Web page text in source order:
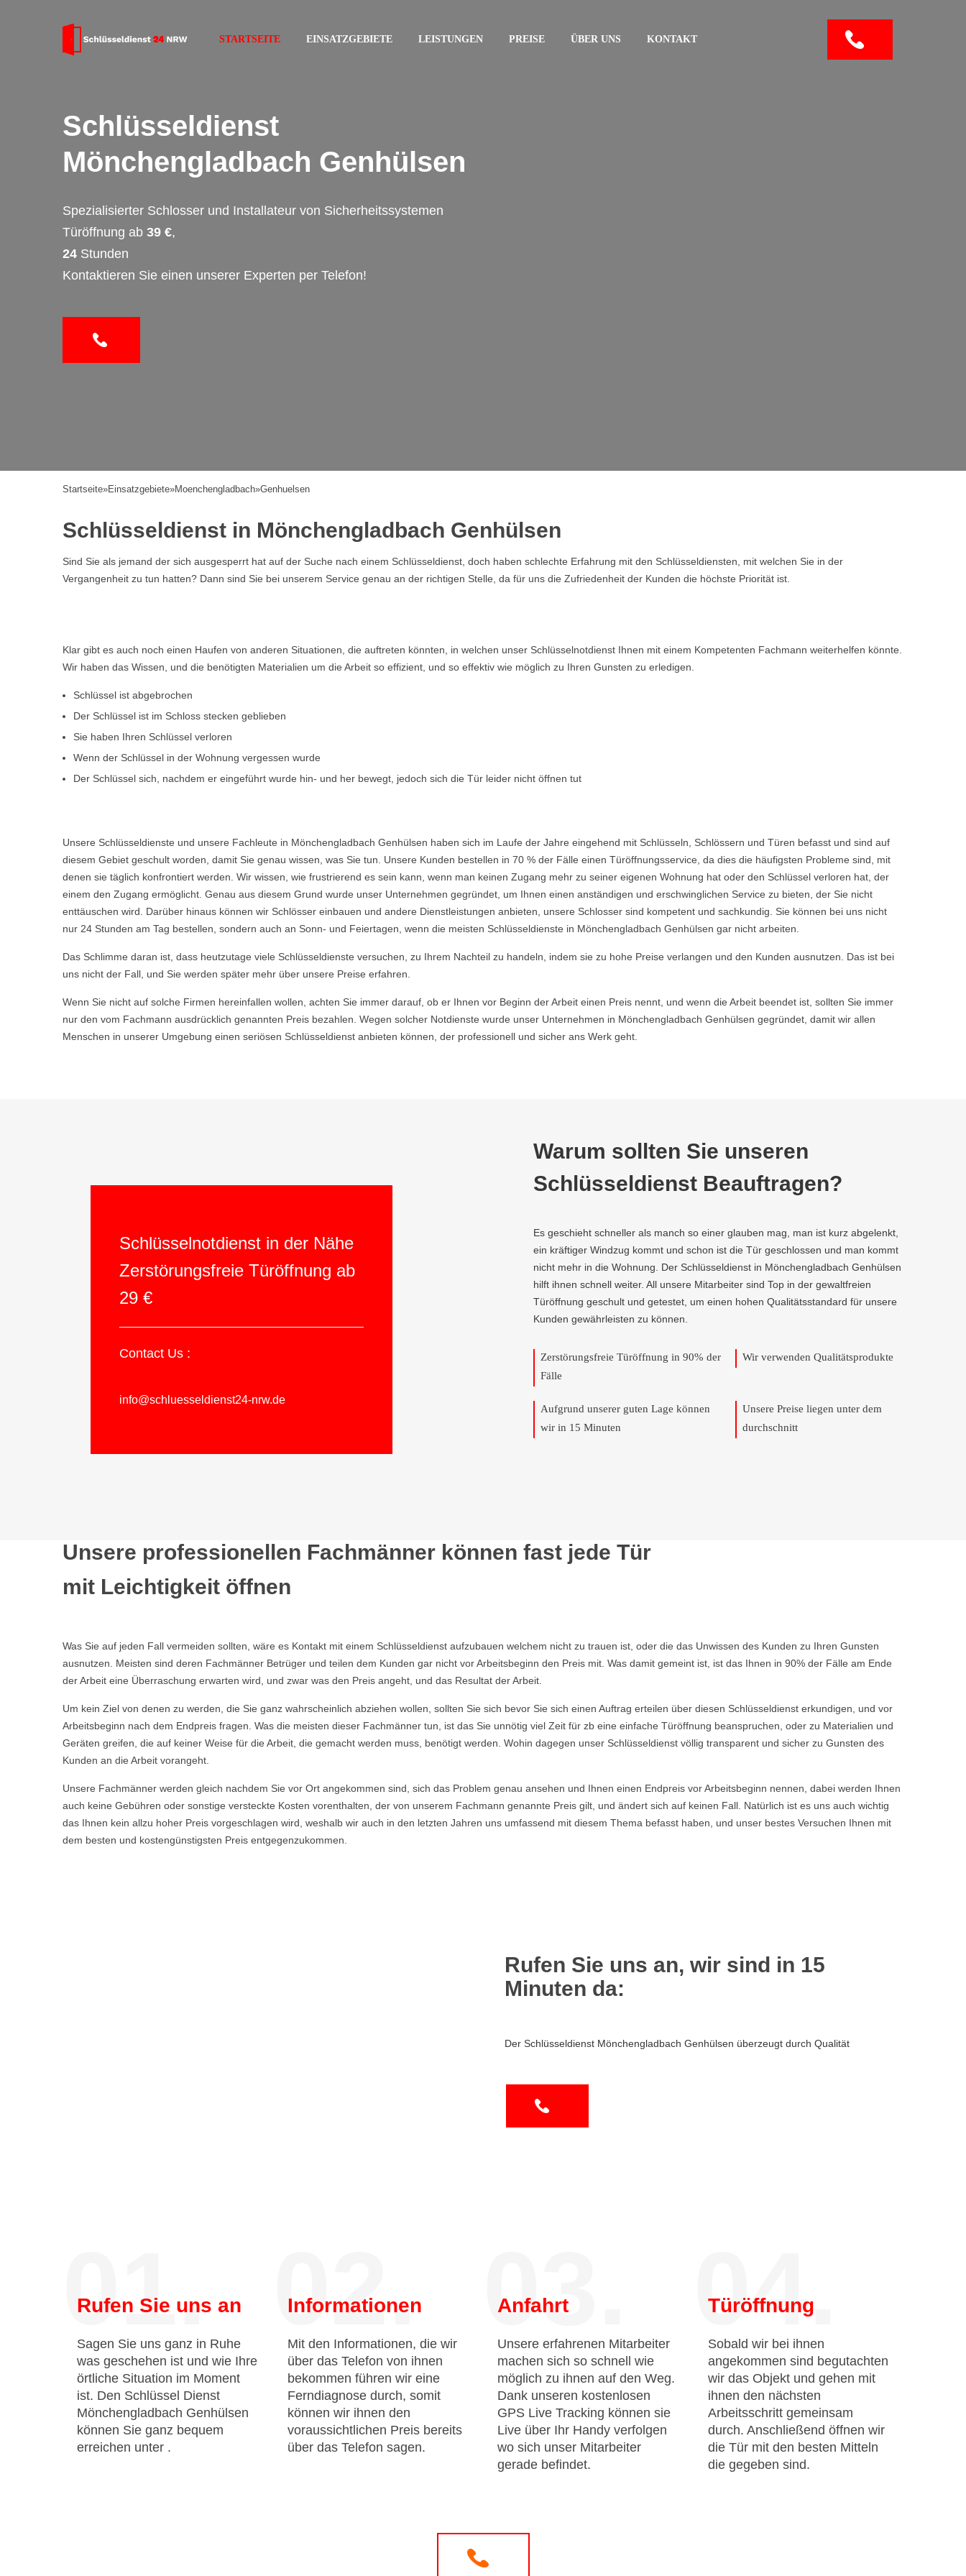
STARTSEITE EINSATZGEBIETE LEISTUNGEN PREISE ÜBER UNS KONTAKT
Schlüsseldienst
Mönchengladbach Genhülsen
Spezialisierter Schlosser und Installateur von Sicherheitssystemen
Türöffnung ab 39 €,
24 Stunden
Kontaktieren Sie einen unserer Experten per Telefon!
Startseite»Einsatzgebiete»Moenchengladbach»Genhuelsen
Schlüsseldienst in Mönchengladbach Genhülsen
Sind Sie als jemand der sich ausgesperrt hat auf der Suche nach einem Schlüsseldienst, doch haben schlechte Erfahrung mit den Schlüsseldiensten, mit welchen Sie in der
Vergangenheit zu tun hatten? Dann sind Sie bei unserem Service genau an der richtigen Stelle, da für uns die Zufriedenheit der Kunden die höchste Priorität ist.
Klar gibt es auch noch einen Haufen von anderen Situationen, die auftreten könnten, in welchen unser Schlüsselnotdienst Ihnen mit einem Kompetenten Fachmann weiterhelfen könnte.
Wir haben das Wissen, und die benötigten Materialien um die Arbeit so effizient, und so effektiv wie möglich zu Ihren Gunsten zu erledigen.
Schlüssel ist abgebrochen
Der Schlüssel ist im Schloss stecken geblieben
Sie haben Ihren Schlüssel verloren
Wenn der Schlüssel in der Wohnung vergessen wurde
Der Schlüssel sich, nachdem er eingeführt wurde hin- und her bewegt, jedoch sich die Tür leider nicht öffnen tut
Unsere Schlüsseldienste und unsere Fachleute in Mönchengladbach Genhülsen haben sich im Laufe der Jahre eingehend mit Schlüsseln, Schlössern und Türen befasst und sind auf
diesem Gebiet geschult worden, damit Sie genau wissen, was Sie tun. Unsere Kunden bestellen in 70 % der Fälle einen Türöffnungsservice, da dies die häufigsten Probleme sind, mit
denen sie täglich konfrontiert werden. Wir wissen, wie frustrierend es sein kann, wenn man keinen Zugang mehr zu seiner eigenen Wohnung hat oder den Schlüssel verloren hat, der
einem den Zugang ermöglicht. Genau aus diesem Grund wurde unser Unternehmen gegründet, um Ihnen einen anständigen und erschwinglichen Service zu bieten, der Sie nicht
enttäuschen wird. Darüber hinaus können wir Schlösser einbauen und andere Dienstleistungen anbieten, unsere Schlosser sind kompetent und sachkundig. Sie können bei uns nicht
nur 24 Stunden am Tag bestellen, sondern auch an Sonn- und Feiertagen, wenn die meisten Schlüsseldienste in Mönchengladbach Genhülsen gar nicht arbeiten.
Das Schlimme daran ist, dass heutzutage viele Schlüsseldienste versuchen, zu Ihrem Nachteil zu handeln, indem sie zu hohe Preise verlangen und den Kunden ausnutzen. Das ist bei
uns nicht der Fall, und Sie werden später mehr über unsere Preise erfahren.
Wenn Sie nicht auf solche Firmen hereinfallen wollen, achten Sie immer darauf, ob er Ihnen vor Beginn der Arbeit einen Preis nennt, und wenn die Arbeit beendet ist, sollten Sie immer
nur den vom Fachmann ausdrücklich genannten Preis bezahlen. Wegen solcher Notdienste wurde unser Unternehmen in Mönchengladbach Genhülsen gegründet, damit wir allen
Menschen in unserer Umgebung einen seriösen Schlüsseldienst anbieten können, der professionell und sicher ans Werk geht.
Schlüsselnotdienst in der Nähe
Zerstörungsfreie Türöffnung ab
29 €
Contact Us :
info@schluesseldienst24-nrw.de
Warum sollten Sie unseren
Schlüsseldienst Beauftragen?
Es geschieht schneller als manch so einer glauben mag, man ist kurz abgelenkt,
ein kräftiger Windzug kommt und schon ist die Tür geschlossen und man kommt
nicht mehr in die Wohnung. Der Schlüsseldienst in Mönchengladbach Genhülsen
hilft ihnen schnell weiter. All unsere Mitarbeiter sind Top in der gewaltfreien
Türöffnung geschult und getestet, um einen hohen Qualitätsstandard für unsere
Kunden gewährleisten zu können.
Zerstörungsfreie Türöffnung in 90% der
Fälle
Wir verwenden Qualitätsprodukte
Aufgrund unserer guten Lage können
wir in 15 Minuten
Unsere Preise liegen unter dem
durchschnitt
Unsere professionellen Fachmänner können fast jede Tür
mit Leichtigkeit öffnen
Was Sie auf jeden Fall vermeiden sollten, wäre es Kontakt mit einem Schlüsseldienst aufzubauen welchem nicht zu trauen ist, oder die das Unwissen des Kunden zu Ihren Gunsten
ausnutzen. Meisten sind deren Fachmänner Betrüger und teilen dem Kunden gar nicht vor Arbeitsbeginn den Preis mit. Was damit gemeint ist, ist das Ihnen in 90% der Fälle am Ende
der Arbeit eine Überraschung erwarten wird, und zwar was den Preis angeht, und das Resultat der Arbeit.
Um kein Ziel von denen zu werden, die Sie ganz wahrscheinlich abziehen wollen, sollten Sie sich bevor Sie sich einen Auftrag erteilen über diesen Schlüsseldienst erkundigen, und vor
Arbeitsbeginn nach dem Endpreis fragen. Was die meisten dieser Fachmänner tun, ist das Sie unnötig viel Zeit für zb eine einfache Türöffnung beanspruchen, oder zu Materialien und
Geräten greifen, die auf keiner Weise für die Arbeit, die gemacht werden muss, benötigt werden. Wohin dagegen unser Schlüsseldienst völlig transparent und sicher zu Gunsten des
Kunden an die Arbeit vorangeht.
Unsere Fachmänner werden gleich nachdem Sie vor Ort angekommen sind, sich das Problem genau ansehen und Ihnen einen Endpreis vor Arbeitsbeginn nennen, dabei werden Ihnen
auch keine Gebühren oder sonstige versteckte Kosten vorenthalten, der von unserem Fachmann genannte Preis gilt, und ändert sich auf keinen Fall. Natürlich ist es uns auch wichtig
das Ihnen kein allzu hoher Preis vorgeschlagen wird, weshalb wir auch in den letzten Jahren uns umfassend mit diesem Thema befasst haben, und unser bestes Versuchen Ihnen mit
dem besten und kostengünstigsten Preis entgegenzukommen.
Rufen Sie uns an, wir sind in 15
Minuten da:
Der Schlüsseldienst Mönchengladbach Genhülsen überzeugt durch Qualität
01.
Rufen Sie uns an
Sagen Sie uns ganz in Ruhe
was geschehen ist und wie Ihre
örtliche Situation im Moment
ist. Den Schlüssel Dienst
Mönchengladbach Genhülsen
können Sie ganz bequem
erreichen unter .
02.
Informationen
Mit den Informationen, die wir
über das Telefon von ihnen
bekommen führen wir eine
Ferndiagnose durch, somit
können wir ihnen den
voraussichtlichen Preis bereits
über das Telefon sagen.
03.
Anfahrt
Unsere erfahrenen Mitarbeiter
machen sich so schnell wie
möglich zu ihnen auf den Weg.
Dank unseren kostenlosen
GPS Live Tracking können sie
Live über Ihr Handy verfolgen
wo sich unser Mitarbeiter
gerade befindet.
04.
Türöffnung
Sobald wir bei ihnen
angekommen sind begutachten
wir das Objekt und gehen mit
ihnen den nächsten
Arbeitsschritt gemeinsam
durch. Anschließend öffnen wir
die Tür mit den besten Mitteln
die gegeben sind.